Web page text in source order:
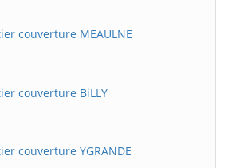
couverture MEAULNE
couverture BiLLY
couverture YGRANDE